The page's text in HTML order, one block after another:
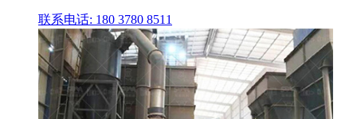
联系电话: 180 3780 8511